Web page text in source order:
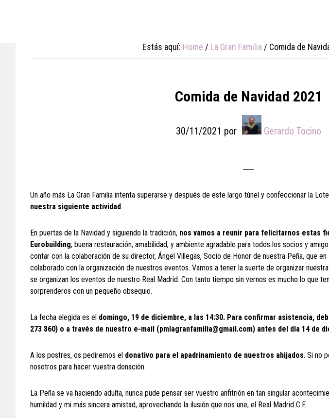
Estás aquí: Home / La Gran Familia / Comida de
Comida de Navidad 2021
30/11/2021 por Gerardo Tocino
Un año más La Gran Familia intenta superarse y después de este largo túnel y confeccionar la
nuestra siguiente actividad.
En puertas de la Navidad y siguiendo la tradición, nos vamos a reunir para felicitarnos estas
Eurobuilding; buena restauración, amabilidad, y ambiente agradable para todos los socios y
contar con la colaboración de su director, Ángel Villegas, Socio de Honor de nuestra Peña, que
colaborado con la organización de nuestros eventos. Vamos a tener la suerte de organizar
se organizan los eventos de nuestro Real Madrid. Con tanto tiempo sin vernos es mucho lo que
sorprenderos con un pequeño obsequio.
La fecha elegida es el domingo, 19 de diciembre, a las 14:30. Para confirmar asistencia,
273 860) o a través de nuestro e-mail (pmlagranfamilia@gmail.com) antes del día 14 de
A los postres, os pediremos el donativo para el apadrinamiento de nuestros ahijados. Si no
nosotros para hacer vuestra donación.
La Peña se va haciendo adulta, nunca pude pensar ser vuestro anfitrión en tan singular
humildad y mi más sincera amistad, aprovechando la ilusión que nos une, el Real Madrid C.F.